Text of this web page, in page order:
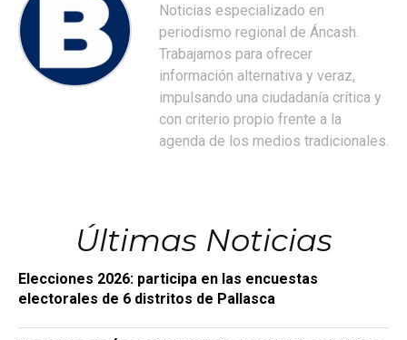
Noticias especializado en
periodismo regional de Áncash.
Trabajamos para ofrecer
información alternativa y veraz,
impulsando una ciudadanía crítica y
con criterio propio frente a la
agenda de los medios tradicionales.
Últimas Noticias
Elecciones 2026: participa en las encuestas
electorales de 6 distritos de Pallasca